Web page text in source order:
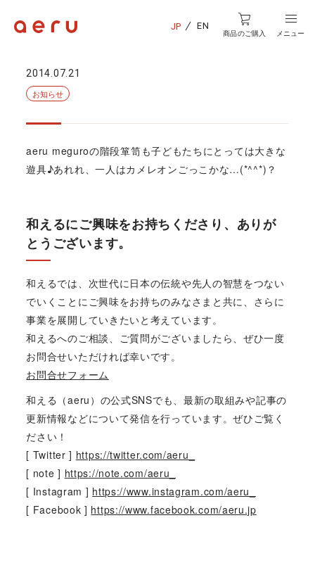
JP EN
商品のご購入 メニュー
2014.07.21
お知らせ
aeru meguroの階段箪笥も子どもたちにとっては大きな
遊具♪あれれ、一人はカメレオンごっこかな…(*^^*)？
和えるにご興味をお持ちくださり、ありが
とうございます。
和えるでは、次世代に日本の伝統や先人の智慧をつない
でいくことにご興味をお持ちのみなさまと共に、さらに
事業を展開していきたいと考えています。
和えるへのご相談、ご質問がございましたら、ぜひ一度
お問合せいただければ幸いです。
お問合せフォーム
和える（aeru）の公式SNSでも、最新の取組みや記事の
更新情報などについて発信を行っています。ぜひご覧く
ださい！
[ Twitter ] https://twitter.com/aeru_
[ note ] https://note.com/aeru_
[ Instagram ] https://www.instagram.com/aeru_
[ Facebook ] https://www.facebook.com/aeru.jp